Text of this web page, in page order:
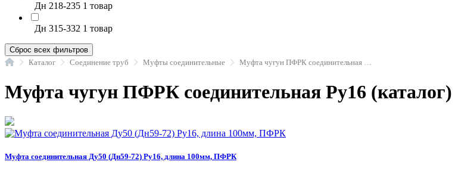
Дн 218-235 1 товар
Дн 315-332 1 товар
Сброс всех фильтров
ГлавнаяКаталог Соединение труб Муфты соединительные
Муфта чугун ПФРК соединительная Ру16 (каталог)
Муфта соединительная Ду50 (Дн59-72) Ру16, длина 100мм, ПФРК